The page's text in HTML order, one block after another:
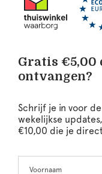
Gratis €5,00
ontvangen?
Schrijf je in voor
wekelijkse
€10,00 die je
this